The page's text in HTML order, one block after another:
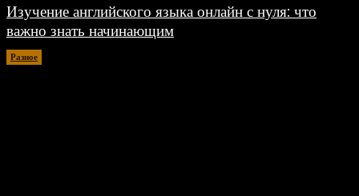
Изучение английского языка онлайн с нуля: что
важно знать начинающим
Разное